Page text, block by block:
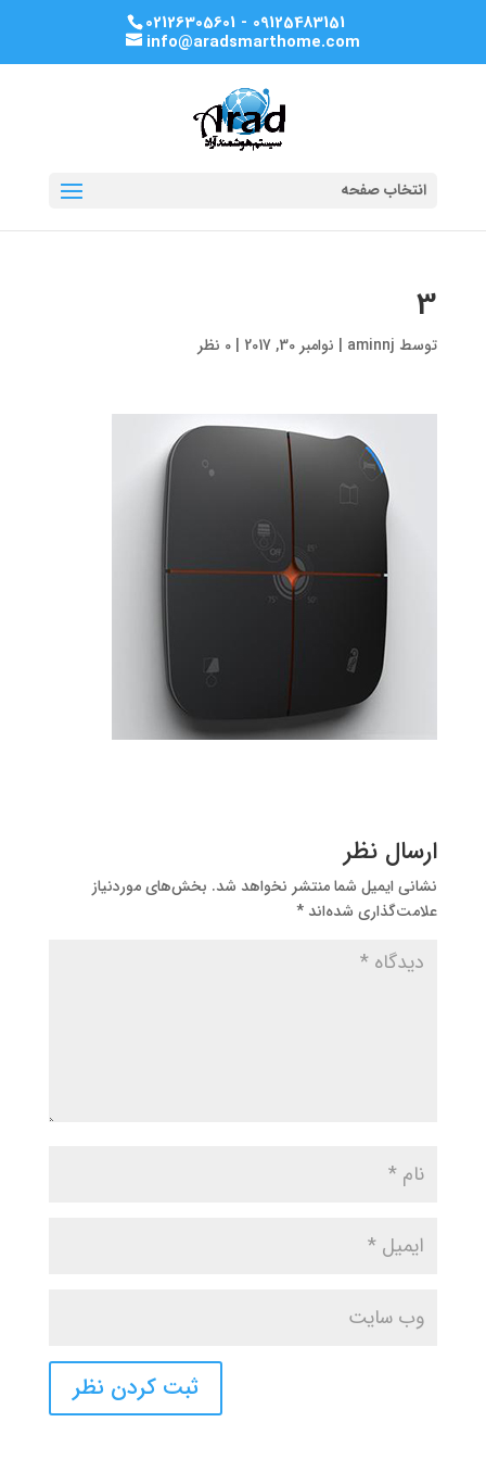
02126305601 - 09125483151
info@aradsmarthome.com
انتخاب صفحه
3
توسط aminnj
| نوامبر 30, 2017 | 0 نظر
ارسال نظر
نشانی ایمیل شما منتشر نخواهد شد. بخش‌های موردنیاز
علامت‌گذاری شده‌اند *